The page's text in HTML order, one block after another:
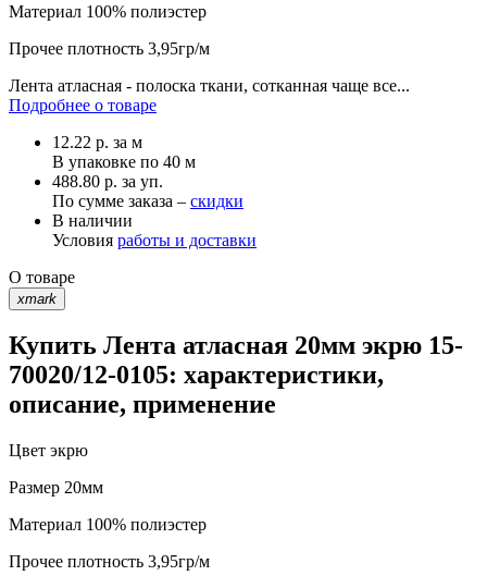
Материал 100% полиэстер
Прочее плотность 3,95гр/м
Лента атласная - полоска ткани, сотканная чаще все...
Подробнее о товаре
12.22 р. за м
В упаковке по 40 м
488.80 р. за уп.
По сумме заказа – скидки
В наличии
Условия работы и доставки
О товаре
xmark
Купить Лента атласная 20мм экрю 15-
70020/12-0105: характеристики,
описание, применение
Цвет экрю
Размер 20мм
Материал 100% полиэстер
Прочее плотность 3,95гр/м